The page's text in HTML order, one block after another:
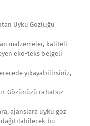
Uyku Gözlüğü
malzemeler, kaliteli
eko-teks belgeli
yıkayabilirsiniz,
Gözünüzü rahatsız
ajanslara uyku göz
bu